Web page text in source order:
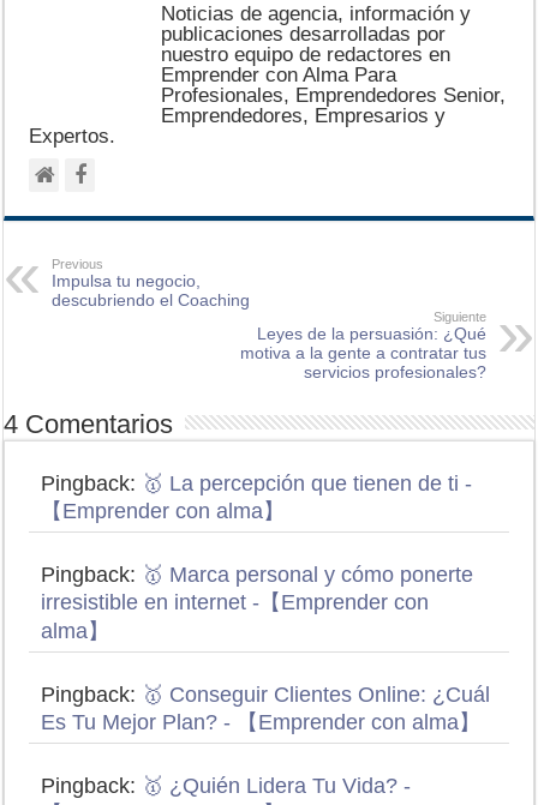
Noticias de agencia, información y
publicaciones desarrolladas por
nuestro equipo de redactores en
Emprender con Alma Para
Profesionales, Emprendedores Senior,
Emprendedores, Empresarios y
Expertos.
Previous
Impulsa tu negocio,
descubriendo el Coaching
Siguiente
Leyes de la persuasión: ¿Qué
motiva a la gente a contratar tus
servicios profesionales?
4 Comentarios
Pingback: 🥇 La percepción que tienen de ti -
【Emprender con alma】
Pingback: 🥇 Marca personal y cómo ponerte
irresistible en internet -【Emprender con
alma】
Pingback: 🥇 Conseguir Clientes Online: ¿Cuál
Es Tu Mejor Plan? - 【Emprender con alma】
Pingback: 🥇 ¿Quién Lidera Tu Vida? -